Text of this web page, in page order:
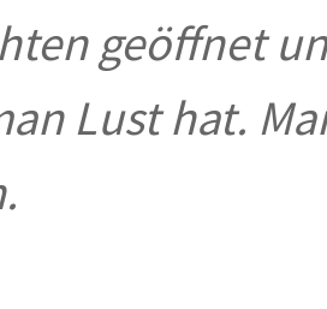
geöffnet
Lust hat.